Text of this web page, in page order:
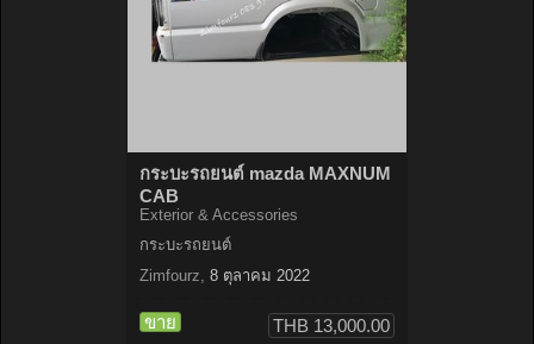
กระบะรถยนต์ mazda MAXNUM
CAB
Exterior & Accessories
กระบะรถยนต์
Zimfourz 8 ตุลาคม 2022
ขาย THB 13,000.00